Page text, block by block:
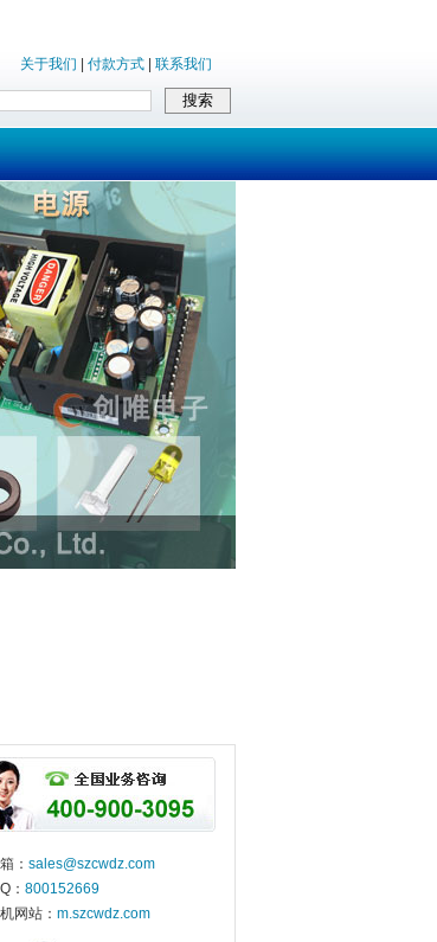
关于我们 付款方式 联系我们
： sales@szcwdz.com
： 800152669
网站： m.szcwdz.com